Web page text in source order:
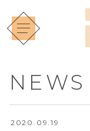
NEWS
2020.09.19